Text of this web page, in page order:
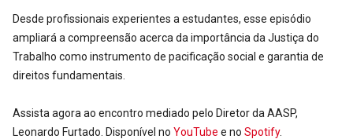
Desde profissionais experientes a estudantes, esse episódio
ampliará a compreensão acerca da importância da Justiça do
Trabalho como instrumento de pacificação social e garantia de
direitos fundamentais.
Assista agora ao encontro mediado pelo Diretor da AASP,
Leonardo Furtado. Disponível no YouTube e no Spotify.